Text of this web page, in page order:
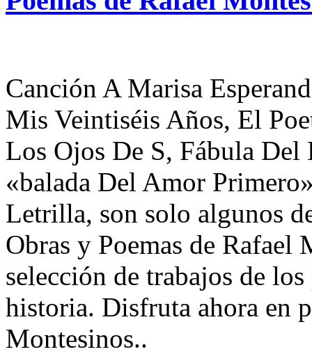
Canción A Marisa
Mis Veintiséis Años, El
Los Ojos De S, Fábula
«balada Del Amor
Letrilla, son solo algunos
Obras y Poemas de Rafael
selección de trabajos de
historia. Disfruta ahora en
Montesinos..